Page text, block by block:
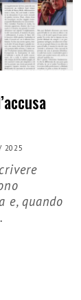
2025
e, quando